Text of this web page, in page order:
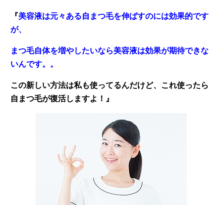
『美容液は元々ある自まつ毛を伸ばすのには効果的です
が、
まつ毛自体を増やしたいなら美容液は効果が期待できな
いんです。。
この新しい方法は私も使ってるんだけど、これ使ったら
自まつ毛が復活しますよ！』